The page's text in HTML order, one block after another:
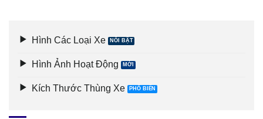
Hình Các Loại Xe
Hình Ảnh Hoạt Động
Kích Thước Thùng Xe